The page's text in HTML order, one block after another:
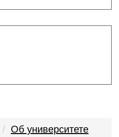
Об университете